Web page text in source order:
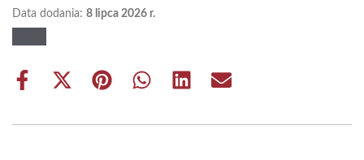
Data dodania: 8 lipca 2026 r.
Share
Share
(Twitter)
Share Share Share Share